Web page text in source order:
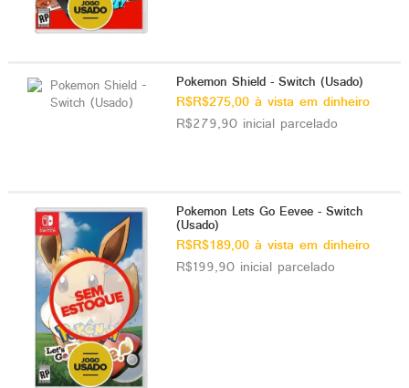
Pokemon Shield - Switch (Usado)
R$R$275,00 à vista em dinheiro
R$279,90 inicial parcelado
Pokemon Lets Go Eevee - Switch
(Usado)
R$R$189,00 à vista em dinheiro
R$199,90 inicial parcelado